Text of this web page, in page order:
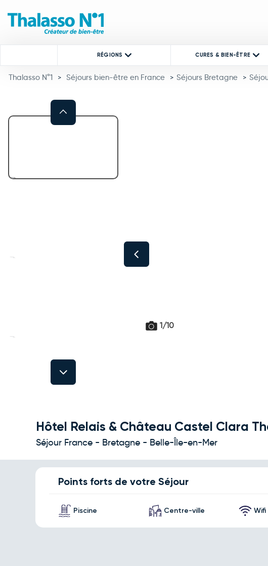
RÉGIONS CURES & BIEN-ÊTRE
Thalasso N°1 > Séjours bien-être en France > Séjours Bretagne >
This carousel contains a column of small thumbnails. Selecting a
Previous
Next
1/10
Hôtel Relais & Château Castel Clara
Séjour France - Bretagne - Belle-Île-en-Mer
Points forts de votre Séjour
Piscine Centre-ville Wifi